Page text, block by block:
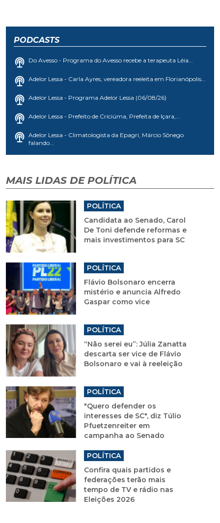
PODCASTS
Do Avesso - Programa do Avesso recebe a terapeuta Léia...
Adelor Lessa - Carla Ayres, vereadora reeleita em Florianópolis...
Adelor Lessa - Programa Adelor Lessa (06/08/26)
Adelor Lessa - Prefeito de Criciúma, Prefeita de Içara,...
Adelor Lessa - Climatologista da Epagri, Márcio Sônego
falando...
MAIS LIDAS DE POLÍTICA
POLÍTICA
Candidata ao Senado, Carol
De Toni defende reformas e
mais investimentos para SC
POLÍTICA
Flávio Bolsonaro encerra
mistério e anuncia Alfredo
Gaspar como vice
POLÍTICA
“Não serei eu”: Júlia Zanatta
descarta ser vice de Flávio
Bolsonaro e vai à reeleição
POLÍTICA
"Quero defender os
interesses de SC", diz Túlio
Pfuetzenreiter em
campanha ao Senado
POLÍTICA
Confira quais partidos e
federações terão mais
tempo de TV e rádio nas
Eleições 2026